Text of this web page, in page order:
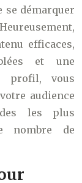
démarquer
efficaces,
et une
profil, vous
audience
les plus
nombre de